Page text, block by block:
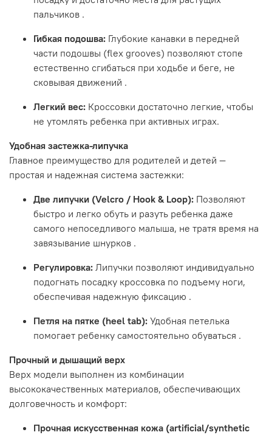
пальчиков .
Гибкая подошва: Глубокие канавки в передней
части подошвы (flex grooves) позволяют стопе
естественно сгибаться при ходьбе и беге, не
сковывая движений .
Легкий вес: Кроссовки достаточно легкие, чтобы
не утомлять ребенка при активных играх.
Удобная застежка-липучка
Главное преимущество для родителей и детей —
простая и надежная система застежки:
Две липучки (Velcro / Hook & Loop): Позволяют
быстро и легко обуть и разуть ребенка даже
самого непоседливого малыша, не тратя время на
завязывание шнурков .
Регулировка: Липучки позволяют индивидуально
подогнать посадку кроссовка по подъему ноги,
обеспечивая надежную фиксацию .
Петля на пятке (heel tab): Удобная петелька
помогает ребенку самостоятельно обуваться .
Прочный и дышащий верх
Верх модели выполнен из комбинации
высококачественных материалов, обеспечивающих
долговечность и комфорт:
Прочная искусственная кожа (artificial/synthetic